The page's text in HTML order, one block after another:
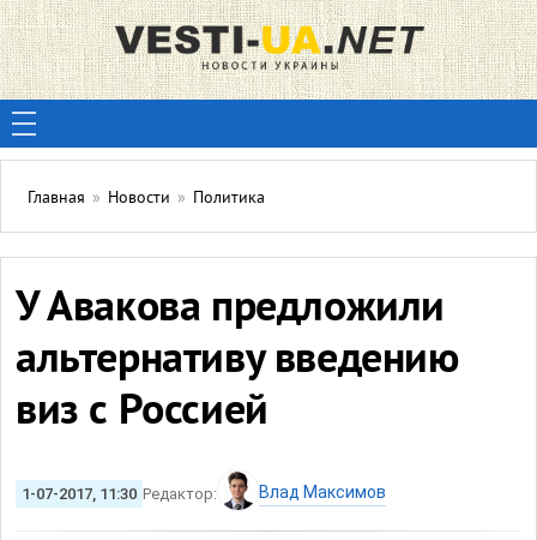
Главная » Новости » Политика
У Авакова предложили
альтернативу введению
виз с Россией
1-07-2017, 11:30 Редактор: Влад Максимов